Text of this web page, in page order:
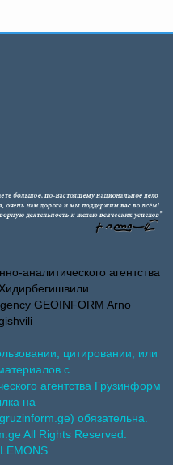
аналитического агентства
GEOINFORM Arno
цитировании, или
с
агентства Грузинформ
на
обязательна.
All Rights Reserved.